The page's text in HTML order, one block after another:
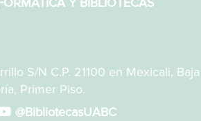
S/N C.P. 21100 en Mexicali, Baja
Primer Piso.
@BibliotecasUABC